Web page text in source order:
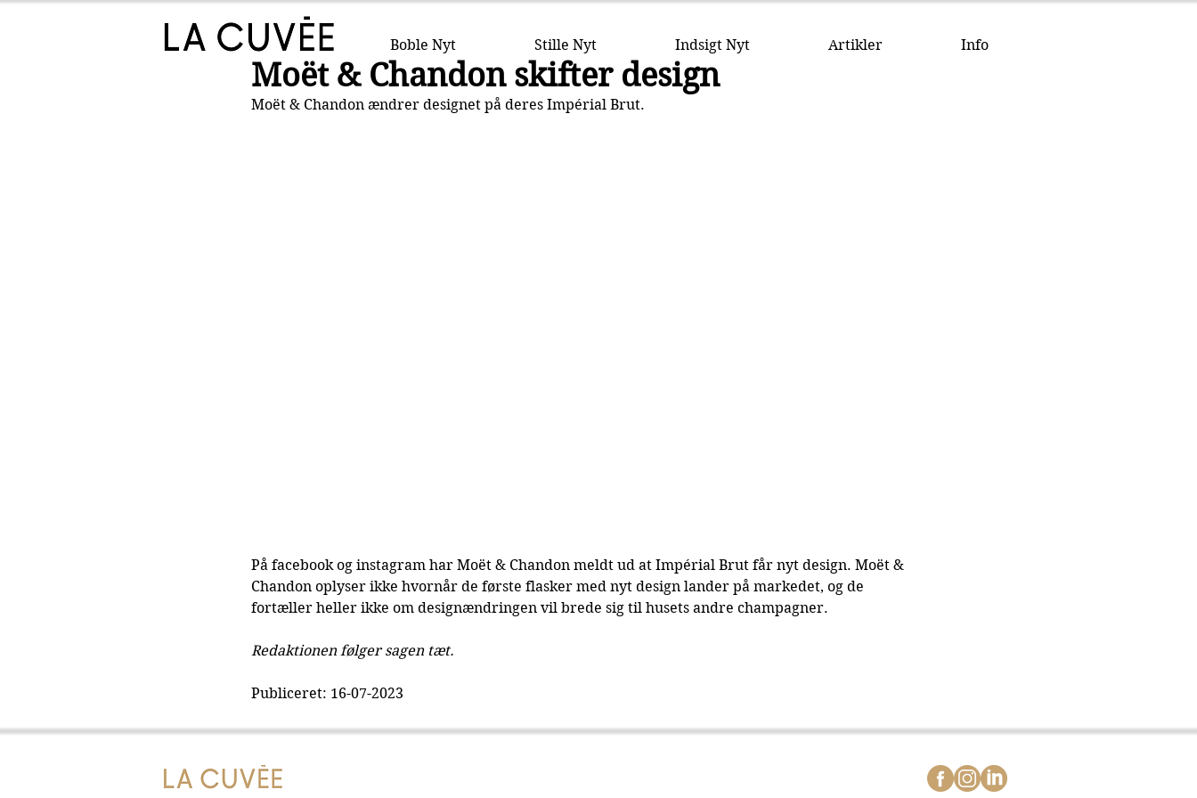
Boble Nyt Stille Nyt Indsigt Nyt Artikler Info
Moët & Chandon skifter design
Moët & Chandon ændrer designet på deres Impérial Brut.
På facebook og instagram har Moët & Chandon meldt ud at Impérial Brut får nyt design. Moët &
Chandon oplyser ikke hvornår de første flasker med nyt design lander på markedet, og de
fortæller heller ikke om designændringen vil brede sig til husets andre champagner.
Redaktionen følger sagen tæt.
Publiceret: 16-07-2023